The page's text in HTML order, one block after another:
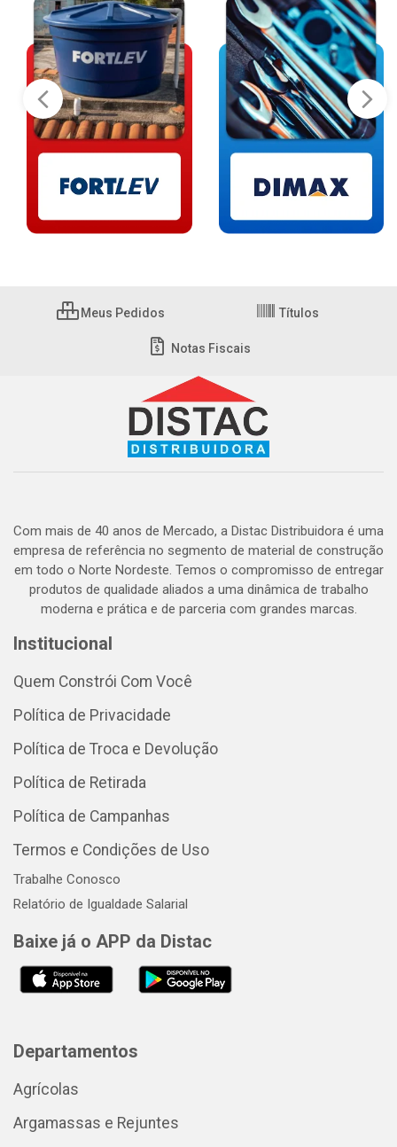
Meus Pedidos Títulos
Notas Fiscais
Com mais de 40 anos de Mercado, a Distac Distribuidora é uma
empresa de referência no segmento de material de construção
em todo o Norte Nordeste. Temos o compromisso de entregar
produtos de qualidade aliados a uma dinâmica de trabalho
moderna e prática e de parceria com grandes marcas.
Institucional
Quem Constrói Com Você
Política de Privacidade
Política de Troca e Devolução
Política de Retirada
Política de Campanhas
Termos e Condições de Uso
Trabalhe Conosco
Relatório de Igualdade Salarial
Baixe já o APP da Distac
Departamentos
Agrícolas
Argamassas e Rejuntes